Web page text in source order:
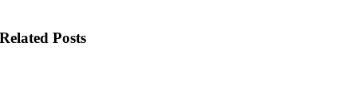
Related Posts